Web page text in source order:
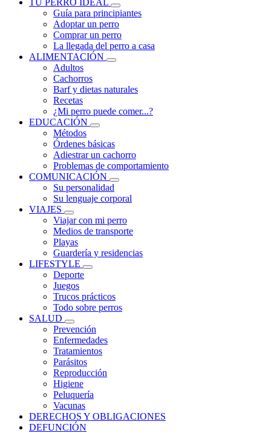
TU PERRO IDEAL
Guía para principiantes
Adoptar un perro
Comprar un perro
La llegada del perro a casa
ALIMENTACIÓN
Adultos
Cachorros
Barf y dietas naturales
Recetas
¿Mi perro puede comer...?
EDUCACIÓN
Métodos
Órdenes básicas
Adiestrar un cachorro
Problemas de comportamiento
COMUNICACIÓN
Su personalidad
Su lenguaje corporal
VIAJES
Viajar con mi perro
Medios de transporte
Playas
Guardería y residencias
LIFESTYLE
Deporte
Juegos
Trucos prácticos
Todo sobre perros
SALUD
Prevención
Enfermedades
Tratamientos
Parásitos
Reproducción
Higiene
Peluquería
Vacunas
DERECHOS Y OBLIGACIONES
DEFUNCIÓN